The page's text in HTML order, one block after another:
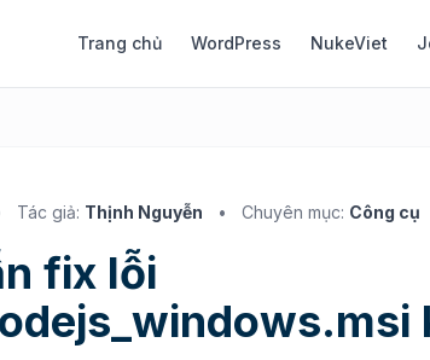
Trang chủ WordPress NukeViet
Tác giả: Thịnh Nguyễn • Chuyên mục: Công cụ
fix lỗi